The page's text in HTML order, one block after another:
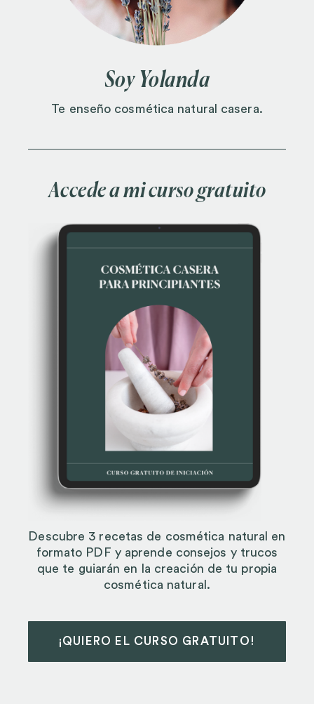
Soy Yolanda
Te enseño cosmética natural casera.
Accede a mi curso gratuito
Descubre 3 recetas de cosmética natural en
formato PDF y aprende consejos y trucos
que te guiarán en la creación de tu propia
cosmética natural.
¡QUIERO EL CURSO GRATUITO!